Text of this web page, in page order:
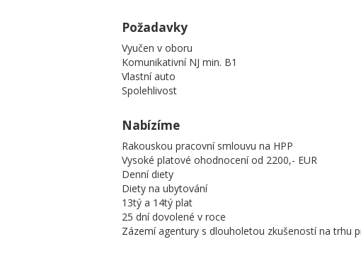
Požadavky
Vyučen v oboru
Komunikativní NJ min. B1
Vlastní auto
Spolehlivost
Nabízíme
Rakouskou pracovní smlouvu na HPP
Vysoké platové ohodnocení od 2200,- EUR
Denní diety
Diety na ubytování
13tý a 14tý plat
25 dní dovolené v roce
Zázemí agentury s dlouholetou zkušeností na trhu